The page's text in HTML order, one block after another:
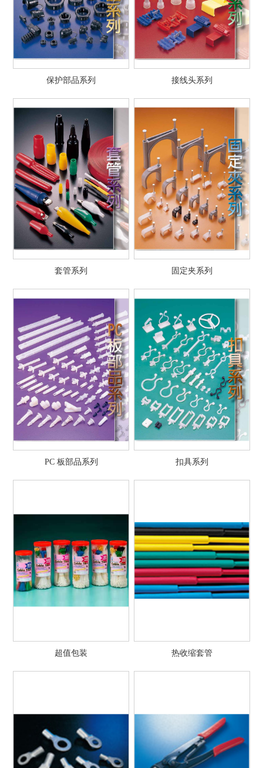
保护部品系列 接线头系列
套管系列 固定夹系列
PC 板部品系列 扣具系列
超值包装 热收缩套管